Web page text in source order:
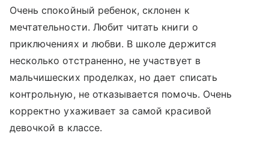
Очень спокойный ребенок, склонен к
мечтательности. Любит читать книги о
приключениях и любви. В школе держится
несколько отстраненно, не участвует в
мальчишеских проделках, но дает списать
контрольную, не отказывается помочь. Очень
корректно ухаживает за самой красивой
девочкой в классе.